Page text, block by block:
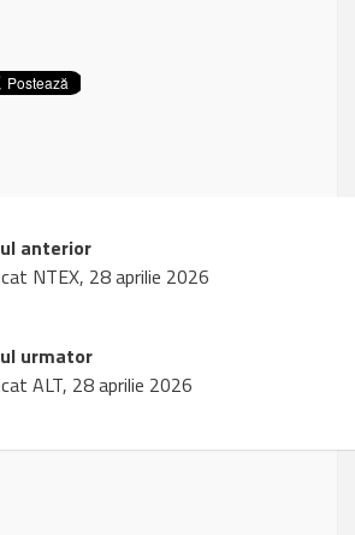
anterior
NTEX, 28 aprilie 2026
urmator
ALT, 28 aprilie 2026